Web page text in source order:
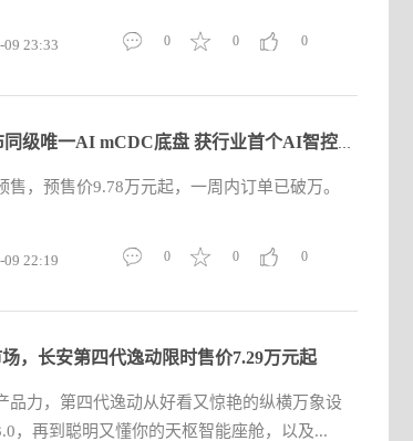
09 23:33 0
0
0
荣威M7 DMH发布同级唯一AI mCDC底盘 获行业首个AI智控底盘舒适认
，预售价9.78万元起，一周内订单已破万。
09 22:19 0
0
0
，长安第四代逸动限时售价7.29万元起
品力，第四代逸动从好看又惊艳的纵横万象设
，再到聪明又懂你的天枢智能座舱，以及...